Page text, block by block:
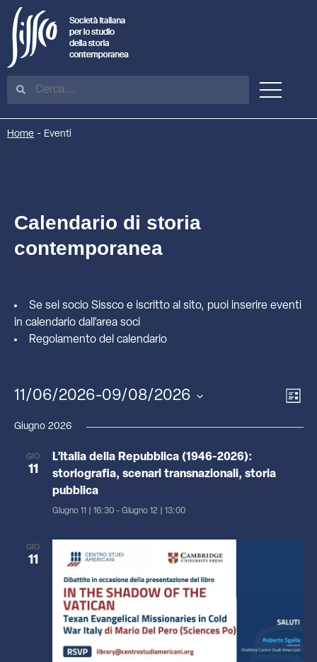
Home - Eventi
Calendario di storia
contemporanea
Se sei socio Sissco e iscritto al sito, puoi inserire eventi
in calendario dall'area soci
Regolamento del calendario
Viste
LISTA
11/06/2026-09/08/2026
la
Giugno 2026
GIO
11
L’Italia della Repubblica (1946-2026):
storiografia, scenari transnazionali, storia
pubblica
Giugno 11 | 16:30- Giugno 12 | 13:00
GIO
11